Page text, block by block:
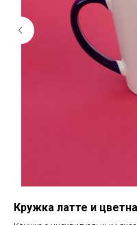
Кружка латте и